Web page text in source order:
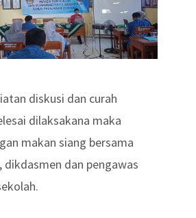
diskusi dan curah
dilaksakana maka
makan siang bersama
dikdasmen dan pengawas